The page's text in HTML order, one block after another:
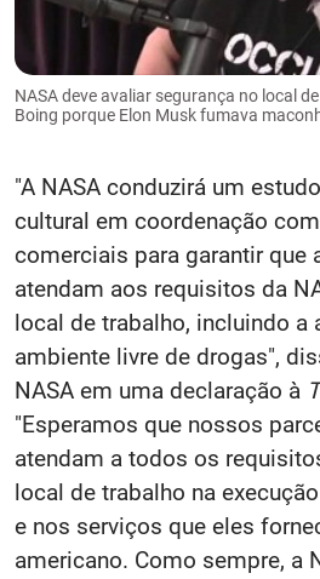
NASA deve avaliar segurança no local
Boing porque Elon Musk fumava
"A NASA conduzirá um
cultural em coordenação
comerciais para garantir que
atendam aos requisitos da
local de trabalho, incluindo a
ambiente livre de drogas",
NASA em uma declaração à
"Esperamos que nossos
atendam a todos os
local de trabalho na
e nos serviços que eles
americano. Como sempre, a